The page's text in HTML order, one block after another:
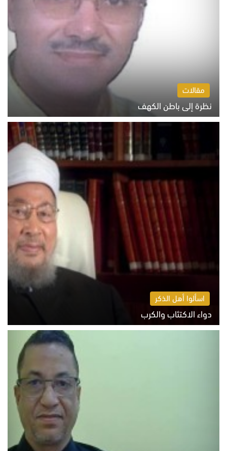
مقالات
نظرة إلى باطن الكهف
السبت 8 أغسطس 2026 11:04 ص
اسألوا أهل الذكر
دواء الاكتئاب والكرب
السبت 8 أغسطس 2026 10:54 ص